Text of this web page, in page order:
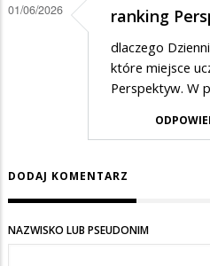
01/06/2026 ranking
dlaczego
które miejsce
Perspektyw. W
DODAJ KOMENTARZ
NAZWISKO LUB PSEUDONIM